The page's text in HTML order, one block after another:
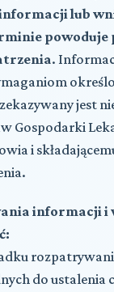
lub
powoduje
.
jest
Gospodarki
i
informacji i
do ustalenia